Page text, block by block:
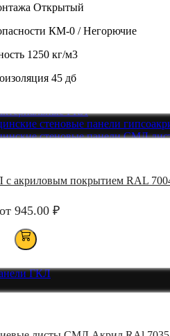
стеновые панели
панели для стен СМЛ
ГКЛ
стеновые панели
стеновые панели СМЛ
для фасадов
панели HPL
панели HPL
ГКЛ
Открытый
КМ-0 / Негорючие
1250 кг/м3
45 дб
акриловым покрытием RAL
от 945.00 ₽